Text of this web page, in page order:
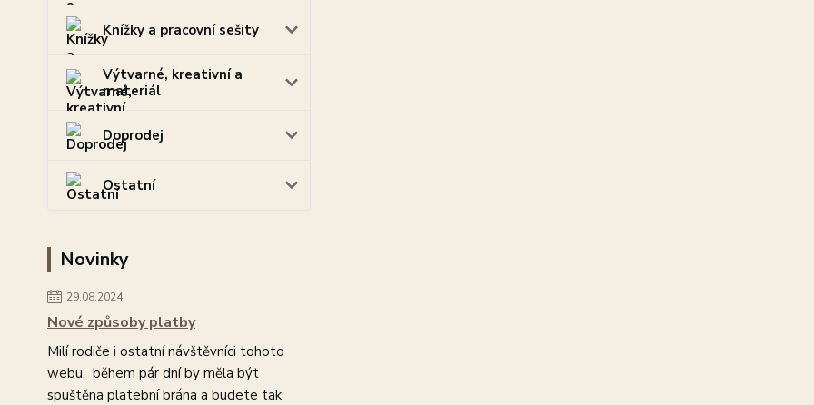
Knížky a pracovní sešity
Výtvarné, kreativní a
materiál
Doprodej
Ostatní
Novinky
29.08.2024
Nové způsoby platby
Milí rodiče i ostatní návštěvníci tohoto
webu, během pár dní by měla být
spuštěna platební brána a budete tak